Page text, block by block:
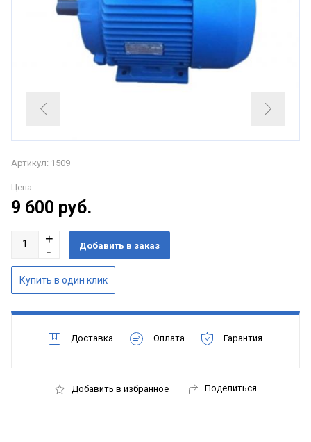
Артикул: 1509
Цена:
9 600 руб.
Доставка Оплата Гарантия
Добавить в избранное Поделиться